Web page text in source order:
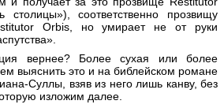
столицы»), соответственно прозвищу
Orbis, но умирает не от руки
вернее? Более сухая или более
выяснить это и на библейском романе
Суллы, взяв из него лишь канву, без
изложим далее.